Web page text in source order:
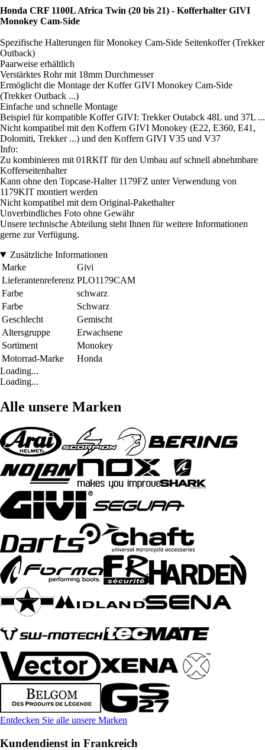
Honda CRF 1100L Africa Twin (20 bis 21) - Kofferhalter GIVI
Monokey Cam-Side
Spezifische Halterungen für Monokey Cam-Side Seitenkoffer (Trekker
Outback)
Paarweise erhältlich
Verstärktes Rohr mit 18mm Durchmesser
Ermöglicht die Montage der Koffer GIVI Monokey Cam-Side
(Trekker Outback ...)
Einfache und schnelle Montage
Beispiel für kompatible Koffer GIVI: Trekker Outabck 48L und 37L ...
Nicht kompatibel mit den Koffern GIVI Monokey (E22, E360, E41,
Dolomiti, Trekker ...) und den Koffern GIVI V35 und V37
Info:
Zu kombinieren mit 01RKIT für den Umbau auf schnell abnehmbare
Kofferseitenhalter
Kann ohne den Topcase-Halter 1179FZ unter Verwendung von
1179KIT montiert werden
Nicht kompatibel mit dem Original-Pakethalter
Unverbindliches Foto ohne Gewähr
Unsere technische Abteilung steht Ihnen für weitere Informationen
gerne zur Verfügung.
Zusätzliche Informationen
Marke
Givi
Lieferantenreferenz PLO1179CAM
Farbe
schwarz
Farbe
Schwarz
Geschlecht
Gemischt
Altersgruppe
Erwachsene
Sortiment
Monokey
Motorrad-Marke
Honda
Loading...
Loading...
Alle unsere Marken
Entdecken Sie alle unsere Marken
Kundendienst in Frankreich